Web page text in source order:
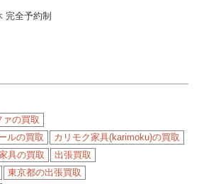
完全予約制
の買取
ルの買取
カリモク家具(karimoku)の買取
具の買取
出張買取
東京都の出張買取